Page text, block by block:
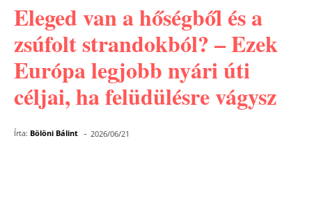
Eleged van a hőségből és a
zsúfolt strandokból? – Ezek
Európa legjobb nyári úti
céljai, ha felüdülésre vágysz
Írta: Bölöni Bálint - 2026/06/21